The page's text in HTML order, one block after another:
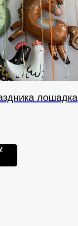
лошадка